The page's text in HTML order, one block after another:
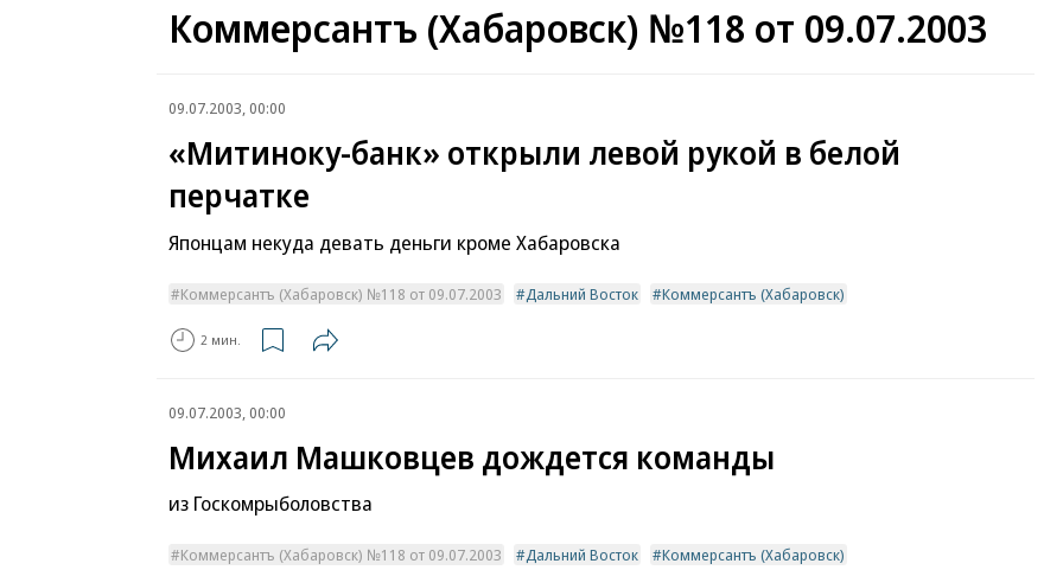
Коммерсантъ (Хабаровск) №118 от 09.07.2003
09.07.2003, 00:00
«Митиноку-банк» открыли левой рукой в белой
перчатке
Японцам некуда девать деньги кроме Хабаровска
Коммерсантъ (Хабаровск) №118 от 09.07.2003 Дальний Восток Коммерсантъ (Хабаровск)
2 мин.
09.07.2003, 00:00
Михаил Машковцев дождется команды
из Госкомрыболовства
Коммерсантъ (Хабаровск) №118 от 09.07.2003 Дальний Восток Коммерсантъ (Хабаровск)